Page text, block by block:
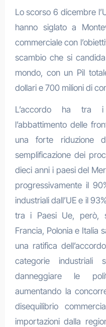
Lo scorso 6 dicembre
hanno siglato a
commerciale con
scambio che si
mondo, con un Pil
dollari e 700 milioni di
L’accordo ha tra i
l’abbattimento delle
una forte riduzione
semplificazione dei
dieci anni i paesi del
progressivamente il
industriali dall’UE e il
tra i Paesi Ue, però,
Francia, Polonia e Italia
una ratifica
categorie industriali
danneggiare le
aumentando la
disequilibrio
importazioni dalla